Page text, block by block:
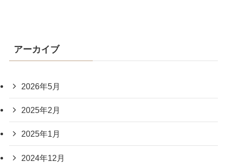
アーカイブ
2026年5月
2025年2月
2025年1月
2024年12月